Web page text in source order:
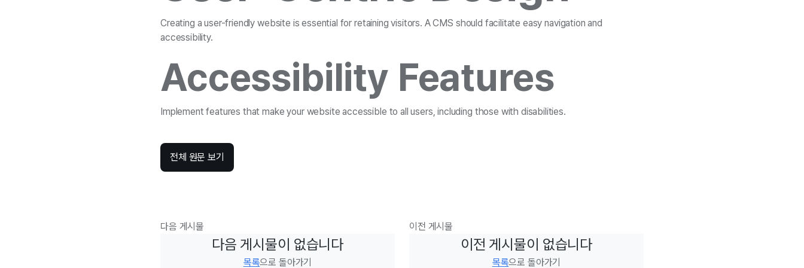
Creating a user-friendly website is essential for retaining visitors. A CMS should facilitate easy navigation and
accessibility.
Accessibility Features
Implement features that make your website accessible to all users, including those with disabilities.
전체 원문 보기
다음 게시물
다음 게시물이 없습니다
목록으로 돌아가기
이전 게시물
이전 게시물이 없습니다
목록으로 돌아가기